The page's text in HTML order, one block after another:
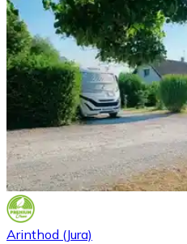
Arinthod (Jura)